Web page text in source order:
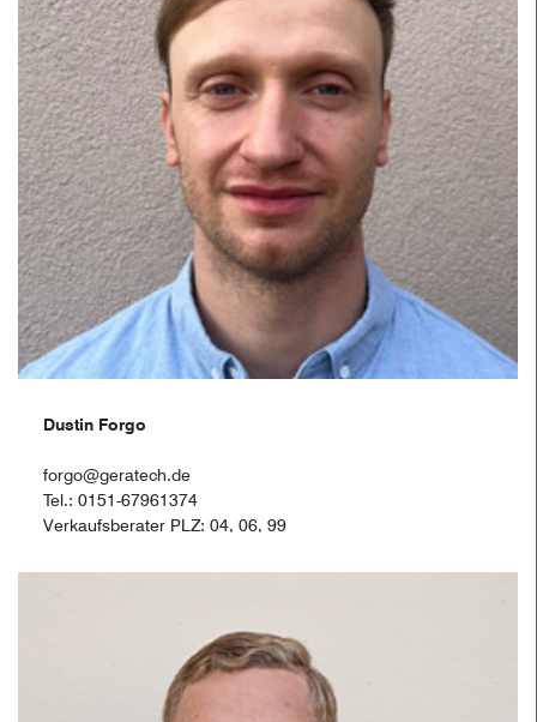
Dustin Forgo
forgo@geratech.de
Tel.: 0151-67961374
Verkaufsberater PLZ: 04, 06, 99